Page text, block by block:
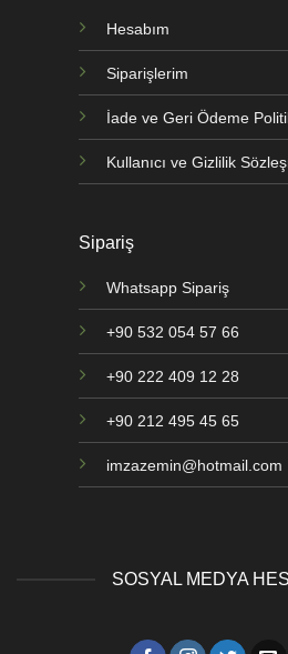
Hesabım
Siparişlerim
İade ve Geri Ödeme
Kullanıcı ve Gizlilik
Sipariş
Whatsapp Sipariş
+90 532 054 57 66
+90 222 409 12 28
+90 212 495 45 65
imzazemin@hotmail.com
SOSYAL MEDYA